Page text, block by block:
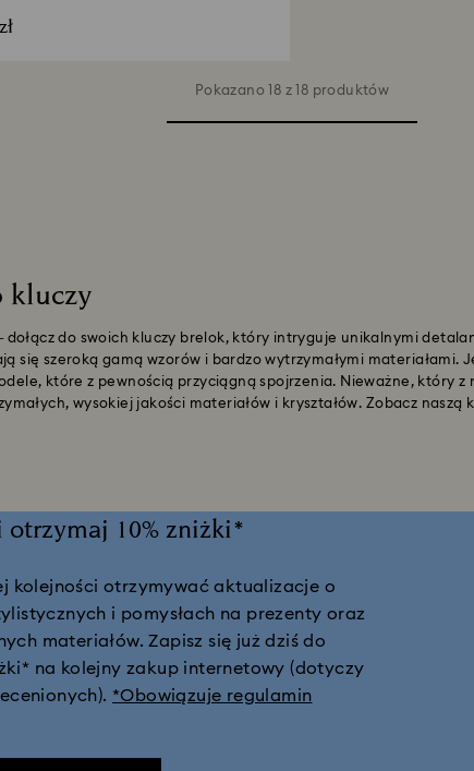
Pokazano 18 z 18 produktów
kluczy
do swoich kluczy brelok, który intryguje unikalnymi
się szeroką gamą wzorów i bardzo wytrzymałymi materiałami.
które z pewnością przyciągną spojrzenia. Nieważne, który
wysokiej jakości materiałów i kryształów. Zobacz
10% zniżki*
kolejności otrzymywać aktualizacje o
i pomysłach na prezenty oraz
materiałów. Zapisz się już dziś do
na kolejny zakup internetowy (dotyczy
*Obowiązuje regulamin